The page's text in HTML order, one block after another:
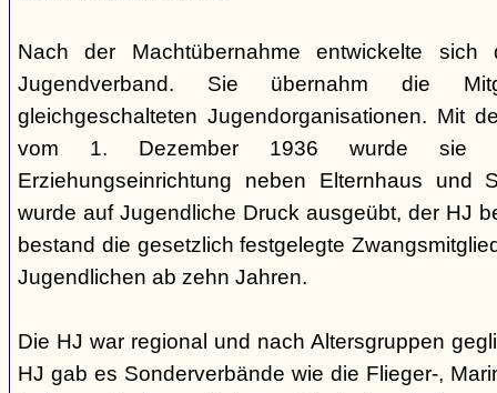
Nach der Machtübernahme entwickelte
Jugendverband. Sie übernahm die
gleichgeschalteten Jugendorganisationen. Mit
vom 1. Dezember 1936 wurde sie
Erziehungseinrichtung neben Elternhaus und
wurde auf Jugendliche Druck ausgeübt, der HJ
bestand die gesetzlich festgelegte
Jugendlichen ab zehn Jahren.
Die HJ war regional und nach Altersgruppen
HJ gab es Sonderverbände wie die Flieger-,